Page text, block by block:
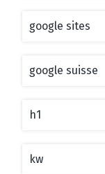
google sites
google suisse
h1
kw